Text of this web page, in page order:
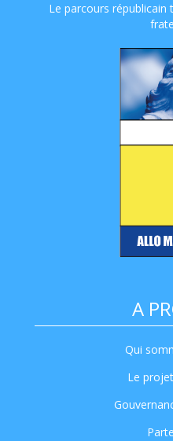
Le parcours républicain
A
Qui
Le